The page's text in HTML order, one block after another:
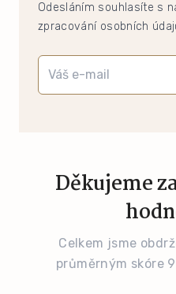
Odesláním souhlasíte s
zpracování osobních
Děkujeme
Celkem jsme
průměrným skóre